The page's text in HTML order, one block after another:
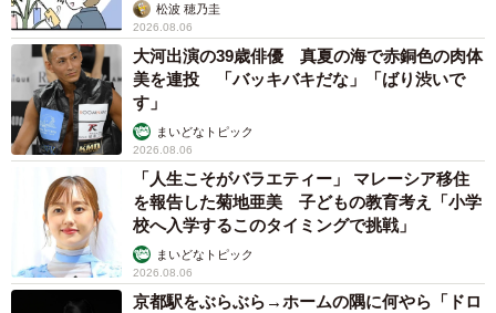
松波 穂乃圭
2026.08.06
大河出演の39歳俳優 真夏の海で赤銅色の肉体
美を連投 「バッキバキだな」「ばり渋いで
す」
まいどなトピック
2026.08.06
「人生こそがバラエティー」 マレーシア移住
を報告した菊地亜美 子どもの教育考え「小学
校へ入学するこのタイミングで挑戦」
まいどなトピック
2026.08.06
京都駅をぶらぶら→ホームの隅に何やら「ドロ